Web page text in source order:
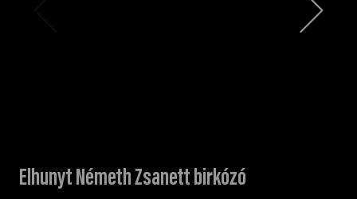
Elhunyt Németh Zsanett birkózó